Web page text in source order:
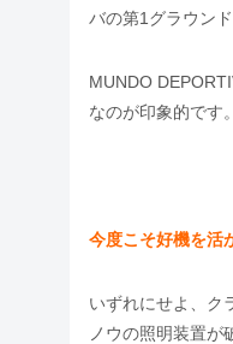
バの第1グラウン
MUNDO
なのが印象的です。
今度こそ好機を活
いずれにせよ、ク
ノウの照明装置